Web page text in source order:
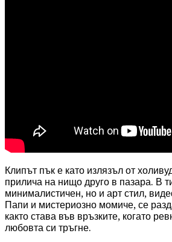
Клипът пък е като излязъл от
прилича на нищо друго в пазара. В
минималистичен, но и арт стил,
Папи и мистериозно момиче, се
както става във връзките, когато
любовта си тръгне.